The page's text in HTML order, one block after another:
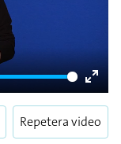
Enter
Repetera video